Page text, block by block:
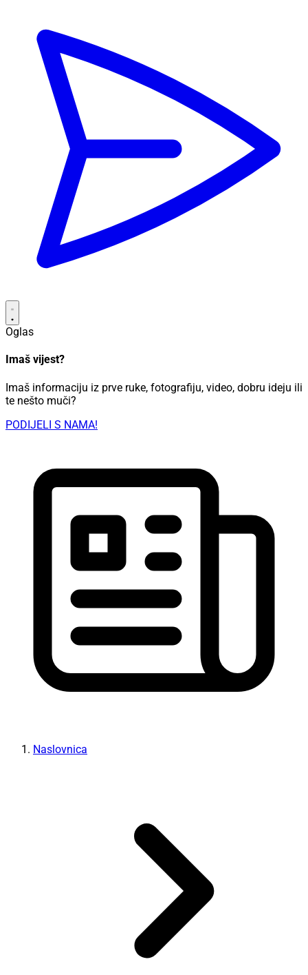
Oglas
Imaš vijest?
Imaš informaciju iz prve ruke, fotografiju, video, dobru ideju ili
te nešto muči?
PODIJELI S NAMA!
Naslovnica